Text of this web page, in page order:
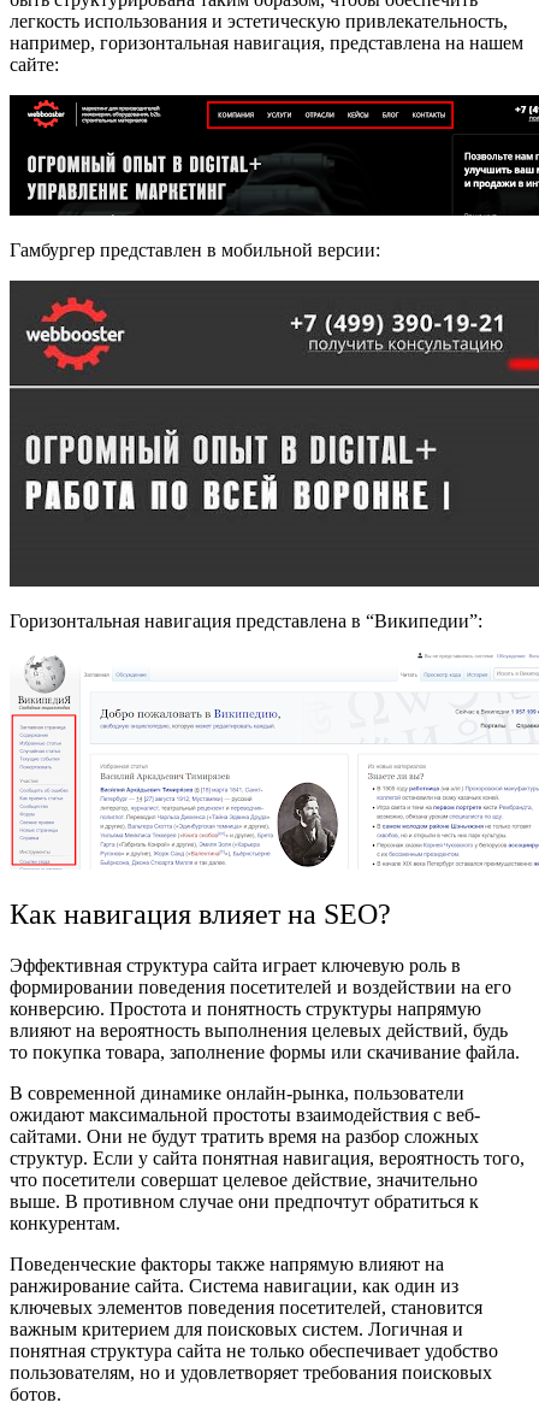
легкость использования и эстетическую привлекательность,
например, горизонтальная навигация, представлена на нашем
сайте:
Гамбургер представлен в мобильной версии:
Горизонтальная навигация представлена в “Википедии”:
Как навигация влияет на SEO?
Эффективная структура сайта играет ключевую роль в
формировании поведения посетителей и воздействии на его
конверсию. Простота и понятность структуры напрямую
влияют на вероятность выполнения целевых действий, будь
то покупка товара, заполнение формы или скачивание файла.
В современной динамике онлайн-рынка, пользователи
ожидают максимальной простоты взаимодействия с веб-
сайтами. Они не будут тратить время на разбор сложных
структур. Если у сайта понятная навигация, вероятность того,
что посетители совершат целевое действие, значительно
выше. В противном случае они предпочтут обратиться к
конкурентам.
Поведенческие факторы также напрямую влияют на
ранжирование сайта. Система навигации, как один из
ключевых элементов поведения посетителей, становится
важным критерием для поисковых систем. Логичная и
понятная структура сайта не только обеспечивает удобство
пользователям, но и удовлетворяет требования поисковых
ботов.